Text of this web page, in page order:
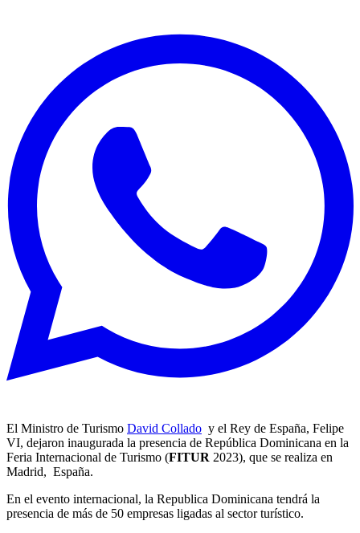
El Ministro de Turismo David Collado y el Rey de España, Felipe
VI, dejaron inaugurada la presencia de República Dominicana en la
Feria Internacional de Turismo (FITUR 2023), que se realiza en
Madrid, España.
En el evento internacional, la Republica Dominicana tendrá la
presencia de más de 50 empresas ligadas al sector turístico.